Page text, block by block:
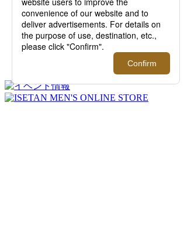
2026.08.12 - 09.01
＜Re made in tokyo japan＞｜1枚でサマにな
る、夏を品よく快適に過ごすTシャツやカッ
トソーをご紹介！【伊勢丹新宿店】